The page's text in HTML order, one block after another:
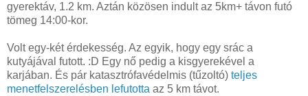
gyerektáv, 1.2 km. Aztán közösen indult az 5km+ távon futó
tömeg 14:00-kor.
Volt egy-két érdekesség. Az egyik, hogy egy srác a
kutyájával futott. :D Egy nő pedig a kisgyerekével a
karjában. És pár katasztrófavédelmis (tűzoltó) teljes
menetfelszerelésben lefutotta az 5 km távot.